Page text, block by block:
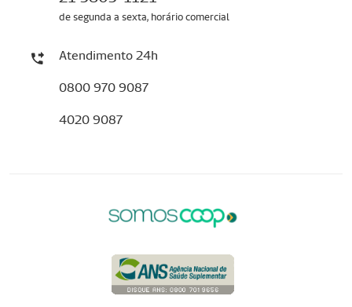
de segunda a sexta, horário comercial
Atendimento 24h
0800 970 9087
4020 9087